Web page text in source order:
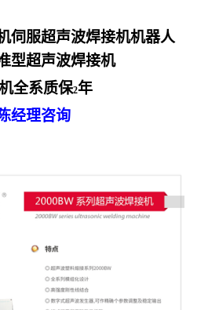
伺服超声波焊接机机器人
型超声波焊接机
全系质保2年
经理咨询